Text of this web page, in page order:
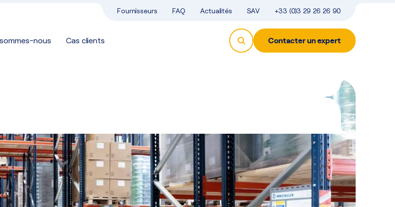
Fournisseurs FAQ Actualités SAV +33 (0)3 29 26 26 90
nous Cas clients Contacter un expert